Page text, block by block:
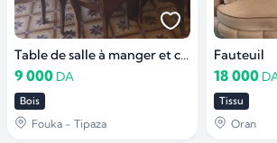
Table de salle à manger et chaises
9 000 DA
Bois
Fouka - Tipaza
Fauteuil
18 000
Tissu
Oran